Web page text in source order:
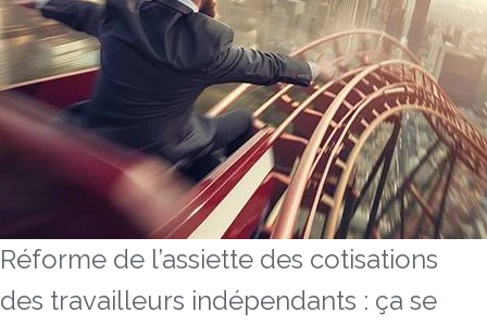
Réforme de l’assiette des cotisations
des travailleurs indépendants : ça se